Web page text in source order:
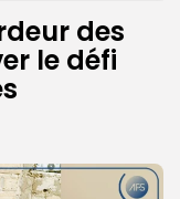
des
le défi